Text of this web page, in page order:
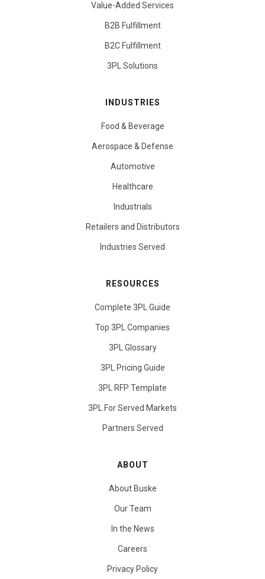
Value-Added Services
B2B Fulfillment
B2C Fulfillment
3PL Solutions
INDUSTRIES
Food & Beverage
Aerospace & Defense
Automotive
Healthcare
Industrials
Retailers and Distributors
Industries Served
RESOURCES
Complete 3PL Guide
Top 3PL Companies
3PL Glossary
3PL Pricing Guide
3PL RFP Template
3PL For Served Markets
Partners Served
ABOUT
About Buske
Our Team
In the News
Careers
Privacy Policy